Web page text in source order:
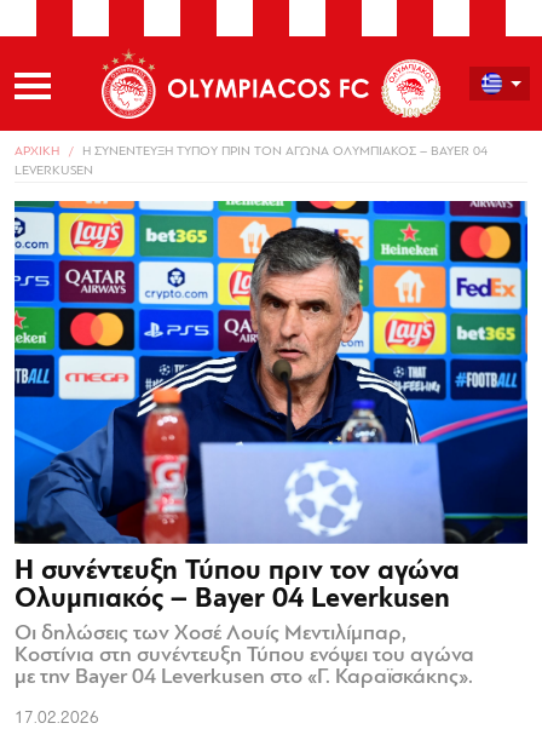
ΑΡΧΙΚΗ
Η ΣΥΝΕΝΤΕΥΞΗ ΤΥΠΟΥ ΠΡΙΝ ΤΟΝ ΑΓΩΝΑ ΟΛΥΜΠΙΑΚΟΣ – BAYER 04
LEVERKUSEN
Η συνέντευξη Τύπου πριν τον αγώνα
Ολυμπιακός – Bayer 04 Leverkusen
Οι δηλώσεις των Χοσέ Λουίς Μεντιλίμπαρ,
Κοστίνια στη συνέντευξη Τύπου ενόψει του αγώνα
με την Bayer 04 Leverkusen στο «Γ. Καραϊσκάκης».
17.02.2026